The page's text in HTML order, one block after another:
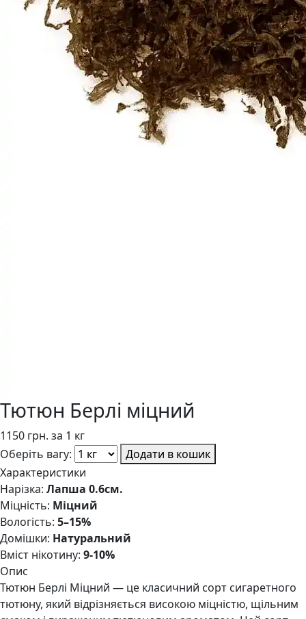
Тютюн Берлі міцний
1150 грн. за 1 кг
Оберіть вагу:
Додати в кошик
Характеристики
Нарізка: Лапша 0.6см.
Міцність: Міцний
Вологість: 5–15%
Домішки: Натуральний
Вміст нікотину: 9-10%
Опис
Тютюн Берлі Міцний — це класичний сорт сигаретного
тютюну, який відрізняється високою міцністю, щільним